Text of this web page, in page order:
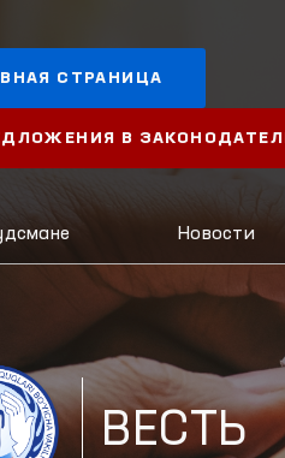
СТРАНИЦА
В
Новости
ВЕСТЬ